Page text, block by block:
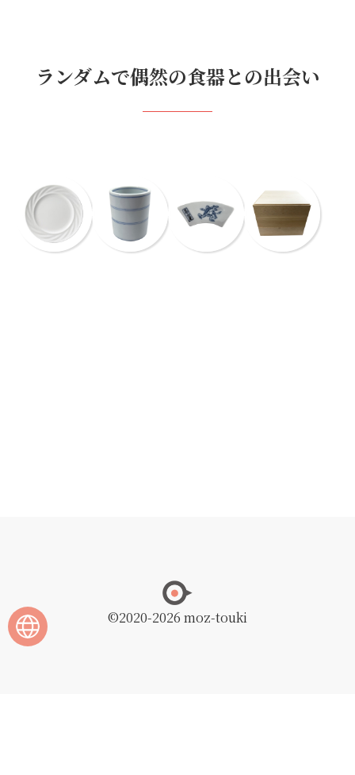
ランダムで偶然の食器との出会い
©2020-2026 moz-touki